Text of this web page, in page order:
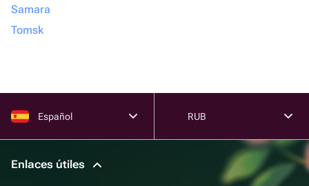
Samara
Tomsk
Español RUB
Enlaces útiles